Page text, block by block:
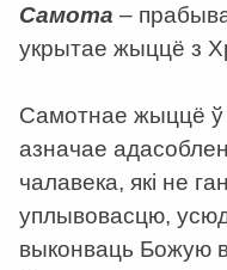
Самота –
укрытае жыццё з
Самотнае жыццё ў
азначае
чалавека, які не
уплывовасцю,
выконваць Божую